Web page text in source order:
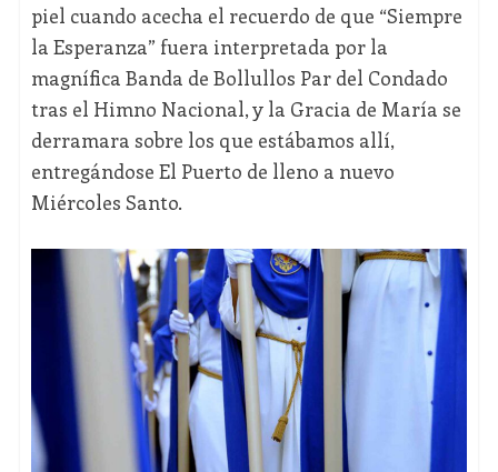
piel cuando acecha el recuerdo de que “Siempre
la Esperanza” fuera interpretada por la
magnífica Banda de Bollullos Par del Condado
tras el Himno Nacional, y la Gracia de María se
derramara sobre los que estábamos allí,
entregándose El Puerto de lleno a nuevo
Miércoles Santo.